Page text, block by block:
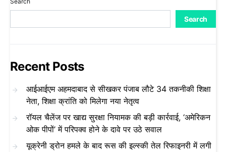
Search
Recent Posts
आईआईएम अहमदाबाद से सीखकर पंजाब लौटे 34 तकनीकी शिक्षा
नेता, शिक्षा क्रांति को मिलेगा नया नेतृत्व
रॉयल चैलेंज पर खाद्य सुरक्षा नियामक की बड़ी कार्रवाई, ‘अमेरिकन
ओक पीपों’ में परिपक्व होने के दावे पर उठे सवाल
यूक्रेनी ड्रोन हमले के बाद रूस की इल्स्की तेल रिफाइनरी में लगी